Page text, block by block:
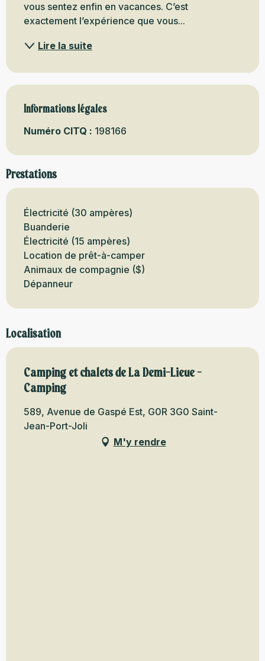
vous sentez enfin en vacances. C’est
exactement l’expérience que vous...
Lire la suite
Informations légales
Informations légales
Numéro CITQ : 198166
Prestations
Électricité (30 ampères)
Buanderie
Électricité (15 ampères)
Location de prêt-à-camper
Animaux de compagnie ($)
Dépanneur
Localisation
Camping et chalets de La Demi-Lieue -
Camping
589, Avenue de Gaspé Est, G0R 3G0 Saint-
Jean-Port-Joli
M'y rendre